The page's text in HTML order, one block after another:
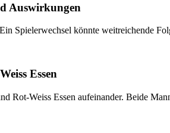
Auswirkungen
Spielerwechsel könnte weitreichende
Essen
Rot-Weiss Essen aufeinander. Beide